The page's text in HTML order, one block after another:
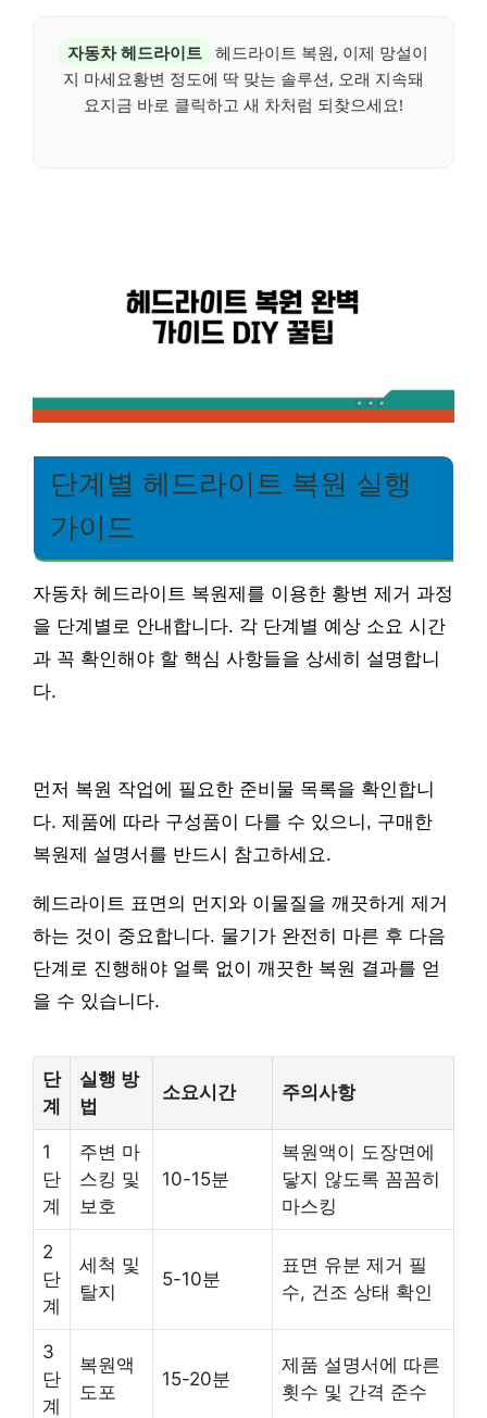
자동차 헤드라이트 헤드라이트 복원, 이제 망설이
지 마세요황변 정도에 딱 맞는 솔루션, 오래 지속돼
요지금 바로 클릭하고 새 차처럼 되찾으세요!
단계별 헤드라이트 복원 실행
가이드
자동차 헤드라이트 복원제를 이용한 황변 제거 과정
을 단계별로 안내합니다. 각 단계별 예상 소요 시간
과 꼭 확인해야 할 핵심 사항들을 상세히 설명합니
다.
먼저 복원 작업에 필요한 준비물 목록을 확인합니
다. 제품에 따라 구성품이 다를 수 있으니, 구매한
복원제 설명서를 반드시 참고하세요.
헤드라이트 표면의 먼지와 이물질을 깨끗하게 제거
하는 것이 중요합니다. 물기가 완전히 마른 후 다음
단계로 진행해야 얼룩 없이 깨끗한 복원 결과를 얻
을 수 있습니다.
단
계
실행 방
법
소요시간 주의사항
1
단
계
주변 마
스킹 및
보호
10-15분
복원액이 도장면에
닿지 않도록 꼼꼼히
마스킹
2
단
계
세척 및
탈지
5-10분
표면 유분 제거 필
수, 건조 상태 확인
3
단
계
복원액
도포
15-20분
제품 설명서에 따른
횟수 및 간격 준수